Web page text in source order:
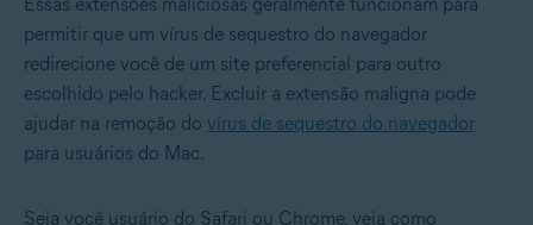
permitir que um vírus de sequestro do navegador
redirecione você de um site preferencial para outro
escolhido pelo hacker. Excluir a extensão maligna pode
ajudar na remoção do vírus de sequestro do navegador
para usuários do Mac.
Seja você usuário do Safari ou Chrome, veja como